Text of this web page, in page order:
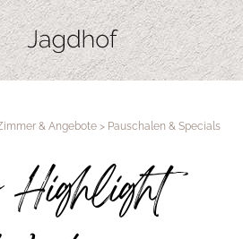
& Angebote > Pauschalen & Specials